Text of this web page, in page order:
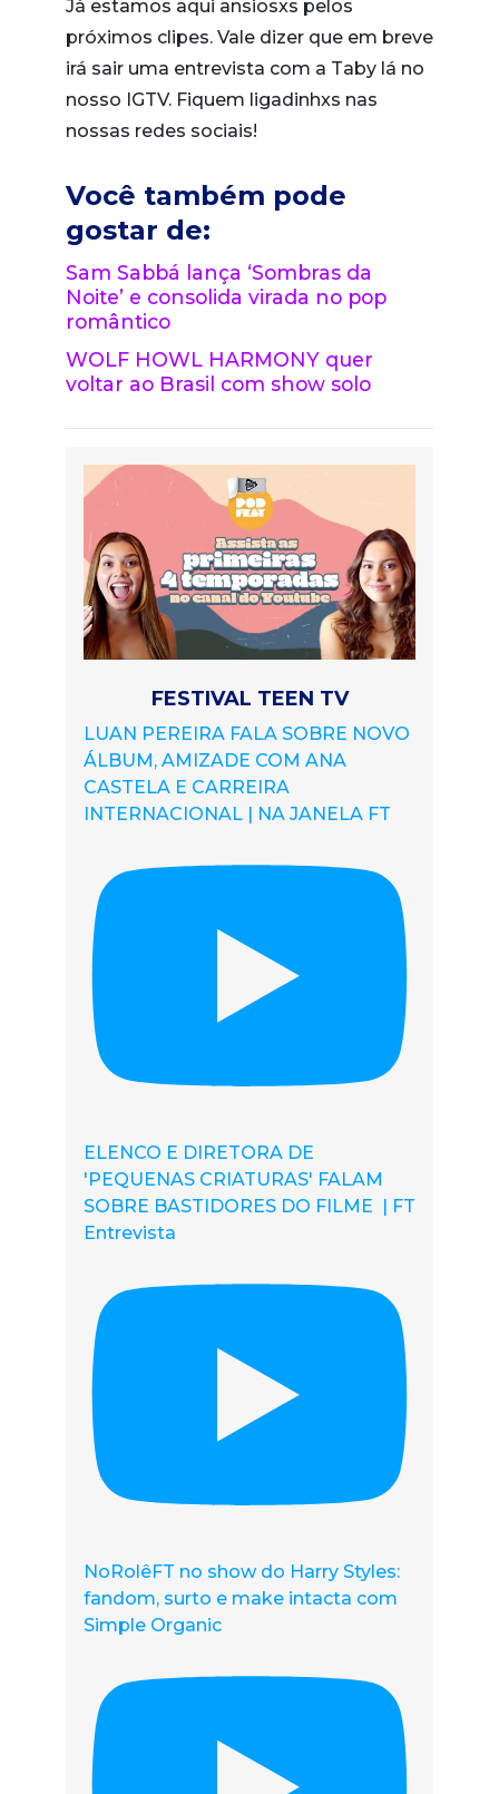
Já estamos aqui ansiosxs pelos
próximos clipes. Vale dizer que em breve
irá sair uma entrevista com a Taby lá no
nosso IGTV. Fiquem ligadinhxs nas
nossas redes sociais!
Você também pode
gostar de:
Sam Sabbá lança ‘Sombras da
Noite’ e consolida virada no pop
romântico
WOLF HOWL HARMONY quer
voltar ao Brasil com show solo
FESTIVAL TEEN TV
LUAN PEREIRA FALA SOBRE NOVO
ÁLBUM, AMIZADE COM ANA
CASTELA E CARREIRA
INTERNACIONAL | NA JANELA FT
ELENCO E DIRETORA DE
'PEQUENAS CRIATURAS' FALAM
SOBRE BASTIDORES DO FILME | FT
Entrevista
NoRolêFT no show do Harry Styles:
fandom, surto e make intacta com
Simple Organic